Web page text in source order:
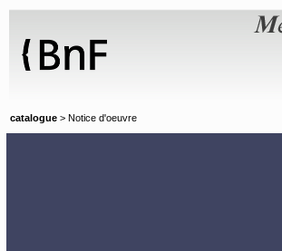
catalogue > Notice d'oeuvre